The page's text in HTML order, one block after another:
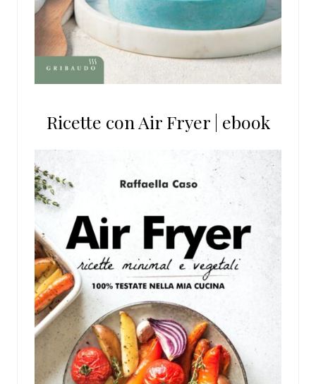
Ricette con Air Fryer | ebook